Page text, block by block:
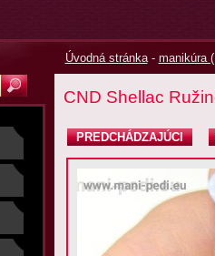
Úvodná stránka - manikúra
CND Shellac
PREDCHÁDZAJÚCI